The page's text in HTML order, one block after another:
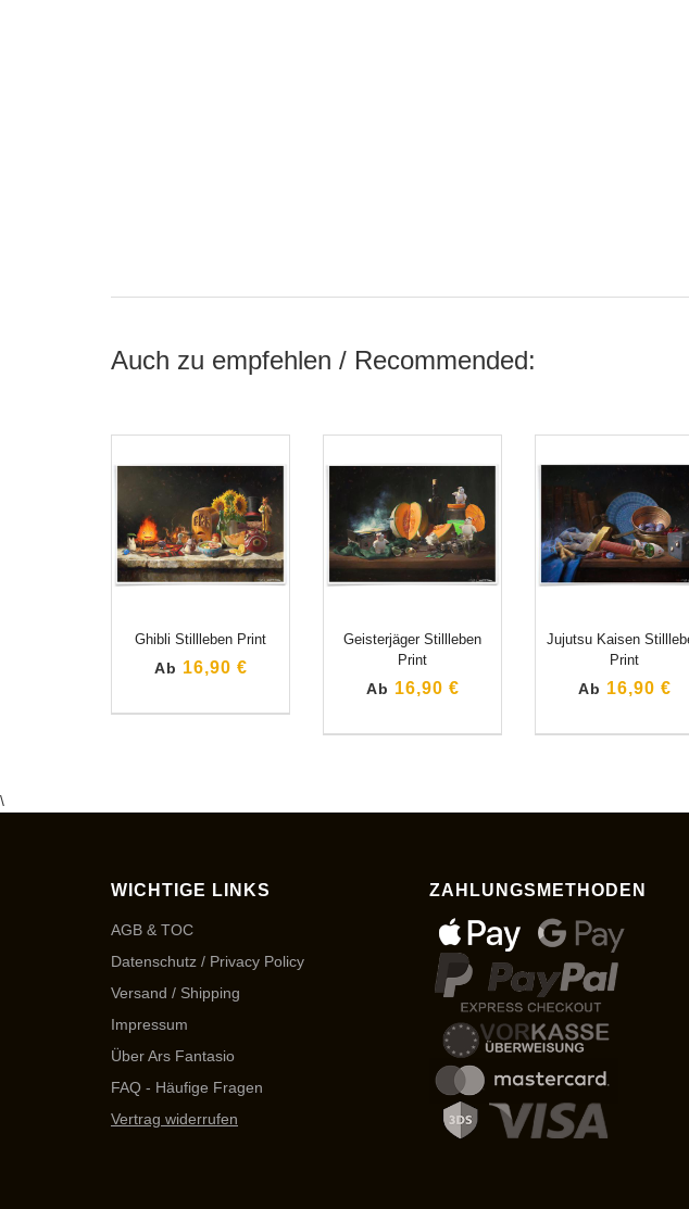
Auch zu empfehlen / Recommended:
Ghibli Stillleben Print
Ab 16,90 €
Geisterjäger Stillleben
Print
Ab 16,90 €
Jujutsu Kaisen
Print
Ab 16,90 €
\
WICHTIGE LINKS
AGB & TOC
Datenschutz / Privacy Policy
Versand / Shipping
Impressum
Über Ars Fantasio
FAQ - Häufige Fragen
Vertrag widerrufen
ZAHLUNGSMETHODEN